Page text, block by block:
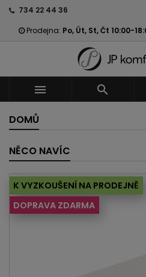
734 22 44 36
Prodejna: Po, Út, St, Čt 10:00-
 
DOMŮ
NĚCO NAVÍC
K VYZKOUŠENÍ NA PRODEJNĚ
DOPRAVA ZDARMA